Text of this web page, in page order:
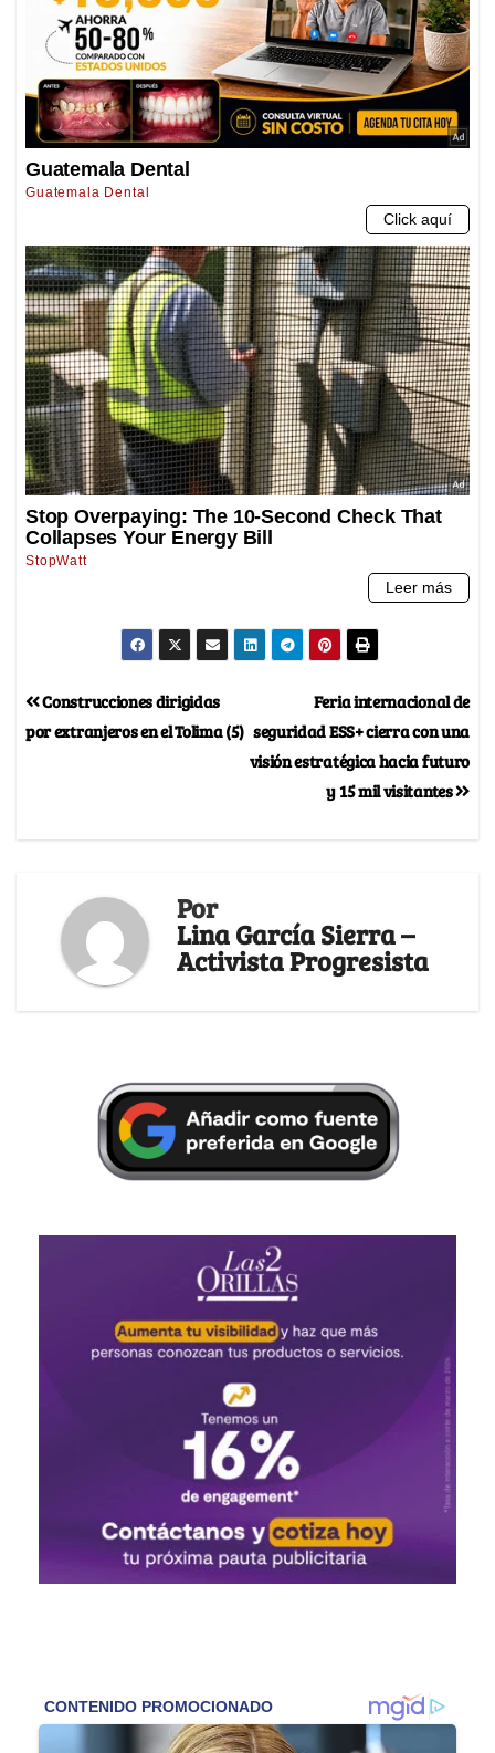
Feria internacional de
seguridad ESS+ cierra con una
visión estratégica hacia futuro
y 15 mil visitantes
Construcciones dirigidas
por extranjeros en el Tolima (5)
Por
Lina García Sierra –
Activista Progresista